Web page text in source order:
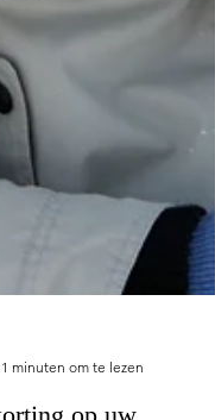
1 minuten om te lezen